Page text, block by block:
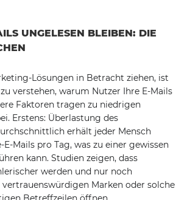
UNGELESEN BLEIBEN: DIE
Lösungen in Betracht ziehen, ist
verstehen, warum Nutzer Ihre E-Mails
Faktoren tragen zu niedrigen
Erstens: Überlastung des
erhält jeder Mensch
Mails pro Tag, was zu einer gewissen
kann. Studien zeigen, dass
werden und nur noch
Marken oder solche